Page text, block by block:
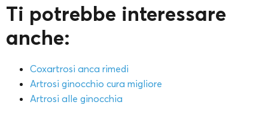
Ti potrebbe interessare
anche:
Coxartrosi anca rimedi
Artrosi ginocchio cura migliore
Artrosi alle ginocchia